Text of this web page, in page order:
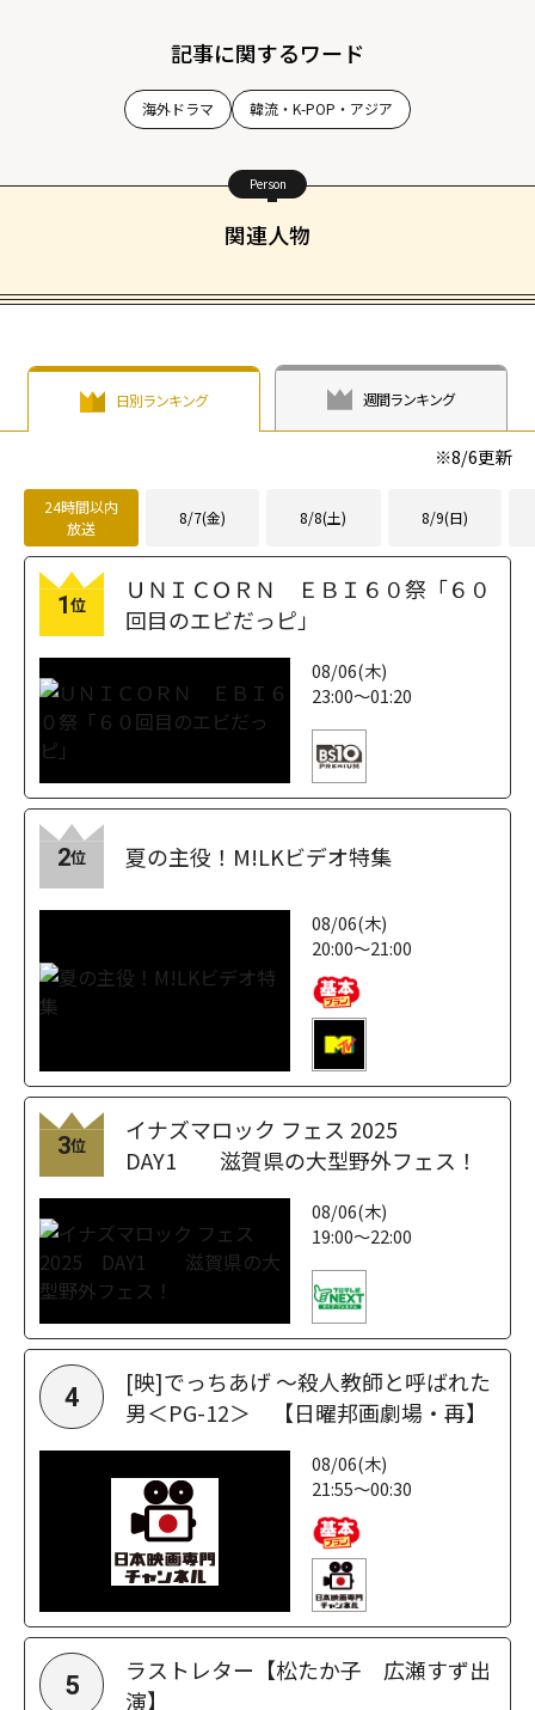
記事に関するワード
海外ドラマ 韓流・K-POP・アジア
Person
関連人物
日別ランキング 週間ランキング
※8/6更新
24時間以内
放送
8/7(金) 8/8(土) 8/9(日)
1位
ＵＮＩＣＯＲＮ ＥＢＩ６０祭「６０
回目のエビだっピ」
08/06(木)
23:00～01:20
2位 夏の主役！M!LKビデオ特集
08/06(木)
20:00～21:00
3位
イナズマロック フェス 2025
DAY1 滋賀県の大型野外フェス！
08/06(木)
19:00～22:00
4
[映]でっちあげ ～殺人教師と呼ばれた
男＜PG-12＞ 【日曜邦画劇場・再】
08/06(木)
21:55～00:30
5
ラストレター【松たか子 広瀬すず出
演】